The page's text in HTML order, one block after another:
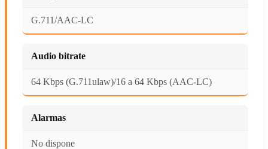
G.711/AAC-LC
Audio bitrate
64 Kbps (G.711ulaw)/16 a 64 Kbps (AAC-LC)
Alarmas
No dispone